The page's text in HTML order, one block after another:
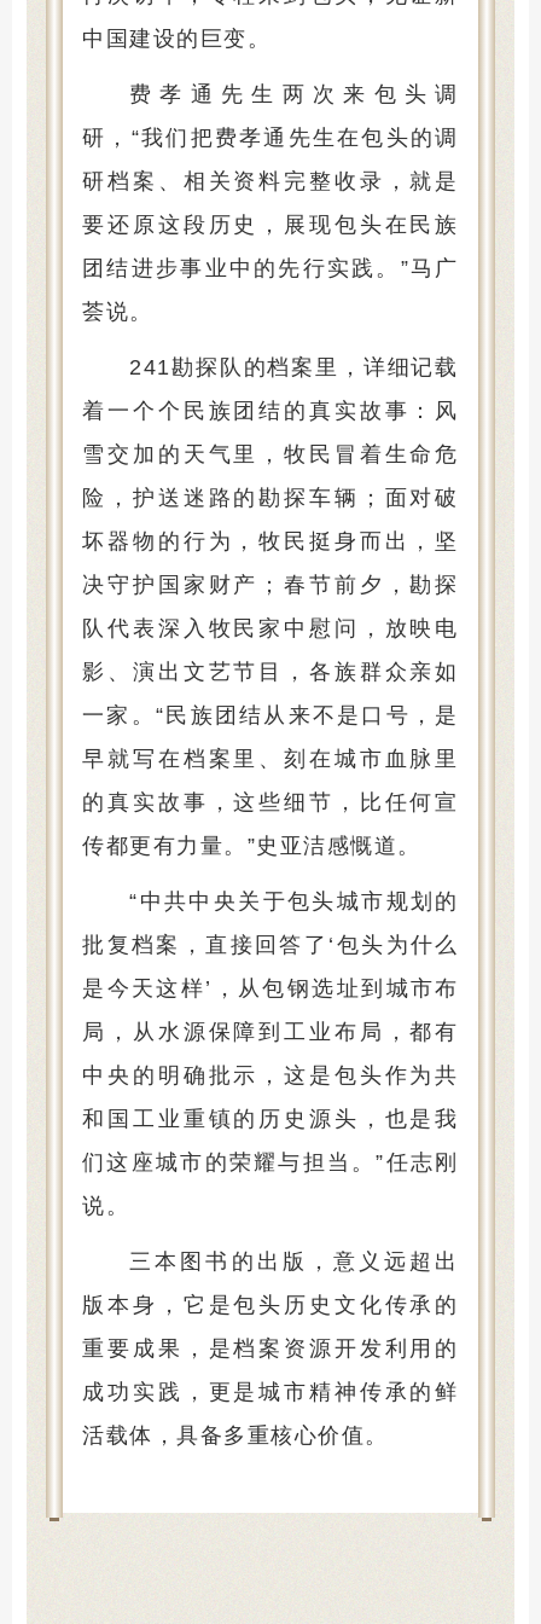
中国建设的巨变。
费孝通先生两次来包头调
研，“我们把费孝通先生在包头的调
研档案、相关资料完整收录，就是
要还原这段历史，展现包头在民族
团结进步事业中的先行实践。”马广
荟说。
241勘探队的档案里，详细记载
着一个个民族团结的真实故事：风
雪交加的天气里，牧民冒着生命危
险，护送迷路的勘探车辆；面对破
坏器物的行为，牧民挺身而出，坚
决守护国家财产；春节前夕，勘探
队代表深入牧民家中慰问，放映电
影、演出文艺节目，各族群众亲如
一家。“民族团结从来不是口号，是
早就写在档案里、刻在城市血脉里
的真实故事，这些细节，比任何宣
传都更有力量。”史亚洁感慨道。
“中共中央关于包头城市规划的
批复档案，直接回答了‘包头为什么
是今天这样’，从包钢选址到城市布
局，从水源保障到工业布局，都有
中央的明确批示，这是包头作为共
和国工业重镇的历史源头，也是我
们这座城市的荣耀与担当。”任志刚
说。
三本图书的出版，意义远超出
版本身，它是包头历史文化传承的
重要成果，是档案资源开发利用的
成功实践，更是城市精神传承的鲜
活载体，具备多重核心价值。